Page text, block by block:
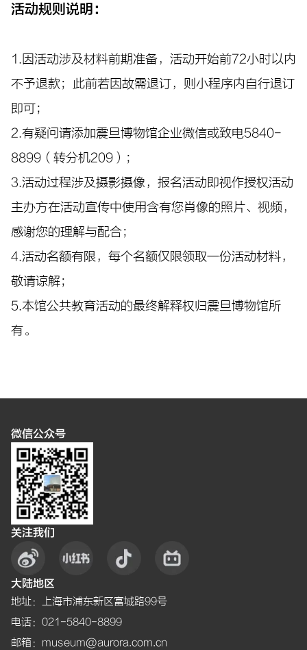
活动规则说明：
1.因活动涉及材料前期准备，活动开始前72小时以内
不予退款；此前若因故需退订，则小程序内自行退订
即可；
2.有疑问请添加震旦博物馆企业微信或致电5840-
8899（转分机209）；
3.活动过程涉及摄影摄像，报名活动即视作授权活动
主办方在活动宣传中使用含有您肖像的照片、视频，
感谢您的理解与配合；
4.活动名额有限，每个名额仅限领取一份活动材料，
敬请谅解；
5.本馆公共教育活动的最终解释权归震旦博物馆所
有。
微信公众号
关注我们
大陆地区
地址：
上海市浦东新区富城路99号
电话：021-5840-8899
邮箱：museum@aurora.com.cn